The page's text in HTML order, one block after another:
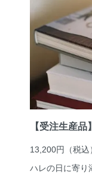
【受注生産
13,200円 （税込
ハレの日に寄り